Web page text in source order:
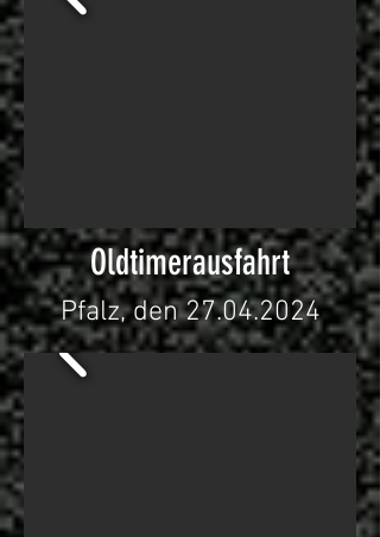
Oldtimerausfahrt
Pfalz, den27.04.2024